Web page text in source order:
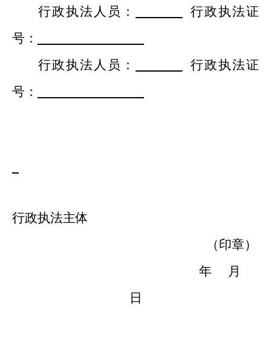
行政执法人员： 行政执法证
号：
行政执法人员：
行政执法证
号：
行政执法主体
（印章）
年
月
日